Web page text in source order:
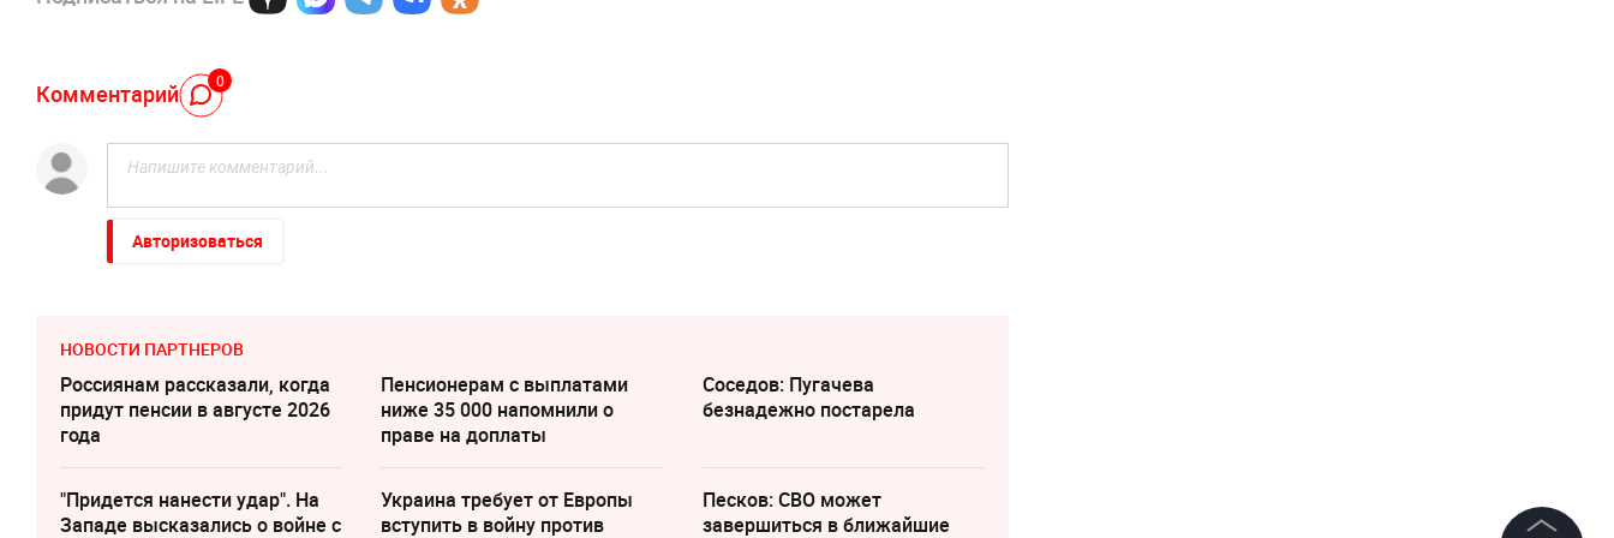
Комментарий 0
Авторизоваться
НОВОСТИ ПАРТНЕРОВ
Россиянам рассказали, когда
придут пенсии в августе 2026
года
Пенсионерам с выплатами
ниже 35 000 напомнили о
праве на доплаты
Соседов: Пугачева
безнадежно постарела
"Придется нанести удар". На
Западе высказались о войне с
Украина требует от Европы
вступить в войну против
Песков: СВО может
завершиться в ближайшие